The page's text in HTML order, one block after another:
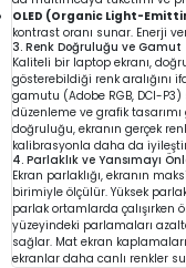
OLED (Organic Light-
kontrast oranı sunar. Enerji
3. Renk Doğruluğu ve Gamut
Kaliteli bir laptop ekranı,
gösterebildiği renk aralığını
gamutu (Adobe RGB, DCI-
düzenleme ve grafik
doğruluğu, ekranın gerçek
kalibrasyonla daha da
4. Parlaklık ve Yansımayı
Ekran parlaklığı, ekranın
birimiyle ölçülür. Yüksek
parlak ortamlarda çalışırken
yüzeyindeki parlamaları
sağlar. Mat ekran
ekranlar daha canlı renkler